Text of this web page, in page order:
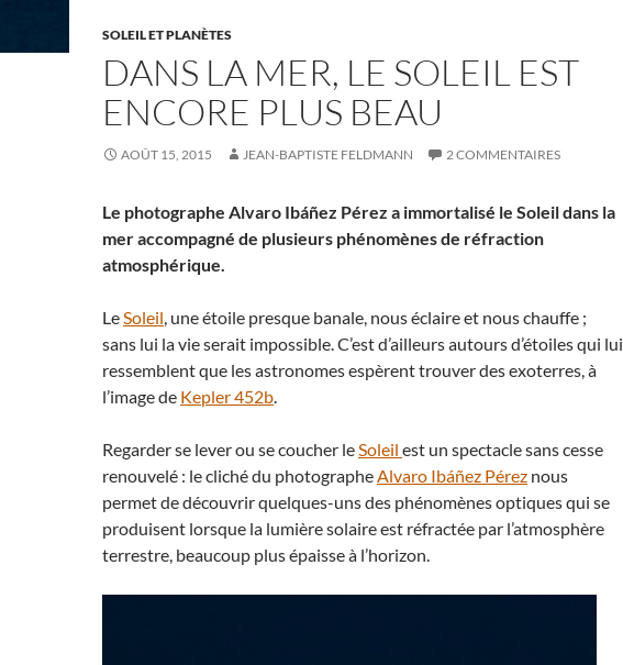
SOLEIL ET PLANÈTES
DANS LA MER, LE SOLEIL EST
ENCORE PLUS BEAU
AOÛT 15, 2015 JEAN-BAPTISTE FELDMANN 2 COMMENTAIRES
Le photographe Alvaro Ibáñez Pérez a immortalisé le Soleil dans la
mer accompagné de plusieurs phénomènes de réfraction
atmosphérique.
LeSoleil, une étoile presque banale, nous éclaire et nous chauffe ;
sans lui la vie serait impossible. C’est d’ailleurs autours d’étoiles qui lui
ressemblent que les astronomes espèrent trouver des exoterres, à
l’image de Kepler 452b.
Regarder se lever ou se coucher leSoleil est un spectacle sans cesse
renouvelé : le cliché du photographeAlvaro Ibáñez Pérez nous
permet de découvrir quelques-uns des phénomènes optiques qui se
produisent lorsque la lumière solaire est réfractée par l’atmosphère
terrestre, beaucoup plus épaisse à l’horizon.